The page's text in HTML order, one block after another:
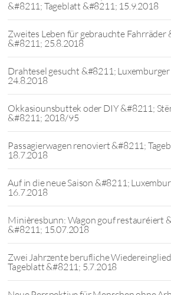
&#8211; Tageblatt &#8211; 15.9.2018
Zweites Leben für gebrauchte Fahrräder
&#8211; 25.8.2018
Drahtesel gesucht &#8211;
24.8.2018
Okkasiounsbuttek oder DIY &#8211;
&#8211; 2018/95
Passagierwagen renoviert &#8211;
18.7.2018
Auf in die neue Saison &#8211;
16.7.2018
Minièresbunn: Wagon gouf restauréiert
&#8211; 15.07.2018
Zwei Jahrzente berufliche
Tageblatt &#8211; 5.7.2018